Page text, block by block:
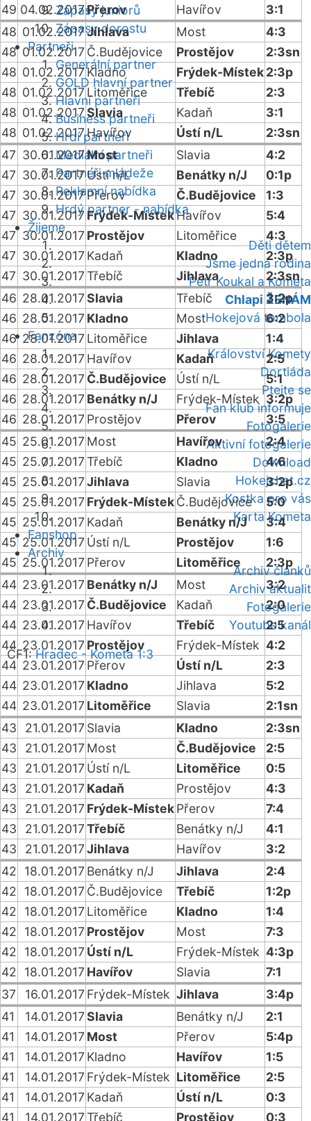
Zápasy juniorů
Zápasy dorostu
Partneři
Generální partner
GOLD hlavní partner
Hlavní partneři
Business partneři
Hrdí partneři
Mediální partneři
Partneři mládeže
Reklamní nabídka
Hrdý partner - nabídka
Žijeme
Děti dětem
Jsme jedna rodina
Petr Koukal a Kometa
Chlapi ŽENÁM
Hokejová tombola
Fanzóna
Království Komety
Dortiáda
Ptejte se
Fan klub informuje
Fotogalerie
Aktivní fotogalerie
Download
Hokejchat.cz
Kostka pro vás
Karta Kometa
Fanshop
Archiv
Archiv článků
Archiv aktualit
Fotogalerie
Youtube kanál
ČF1:Hradec - Kometa 1:3
49 04.02.2017Přerov Havířov
3:1
48 01.02.2017Jihlava Most
4:3
48 01.02.2017 Č.Budějovice Prostějov
2:3sn
48 01.02.2017Kladno Frýdek-Místek2:3p
48 01.02.2017 Litoměřice Třebíč
2:3
48 01.02.2017Slavia Kadaň
3:1
48 01.02.2017Havířov Ústí n/L
2:3sn
47 30.01.2017Most Slavia
4:2
47 30.01.2017Ústí n/L Benátky n/J
0:1p
47 30.01.2017Přerov Č.Budějovice
1:3
47 30.01.2017 Frýdek-MístekHavířov
5:4
47 30.01.2017 Prostějov Litoměřice
4:3
47 30.01.2017 Kadaň Kladno
2:3p
47 30.01.2017Třebíč Jihlava
2:3sn
46 28.01.2017Slavia Třebíč
3:2p
46 28.01.2017 Kladno Most
6:2
46 28.01.2017 Litoměřice Jihlava
1:4
46 28.01.2017 Havířov Kadaň
2:5
46 28.01.2017 Č.Budějovice Ústí n/L
5:1
46 28.01.2017 Benátky n/J Frýdek-Místek 3:2p
46 28.01.2017 Prostějov Přerov
3:5
45 25.01.2017 Most Havířov
2:4
45 25.01.2017Třebíč Kladno
4:6
45 25.01.2017Jihlava Slavia
3:2p
45 25.01.2017 Frýdek-MístekČ.Budějovice
5:0
45 25.01.2017 Kadaň Benátky n/J
3:4
45 25.01.2017 Ústí n/L Prostějov
1:6
45 25.01.2017 Přerov Litoměřice
2:3p
44 23.01.2017 Benátky n/J Most
3:2
44 23.01.2017 Č.Budějovice Kadaň
2:0
44 23.01.2017 Havířov Třebíč
2:5
44 23.01.2017 Prostějov Frýdek-Místek 4:2
44 23.01.2017 Přerov Ústí n/L
2:3
44 23.01.2017 Kladno Jihlava
5:2
44 23.01.2017 Litoměřice Slavia
2:1sn
43
21.01.2017 Slavia Kladno
2:3sn
43
21.01.2017 Most Č.Budějovice
2:5
43
21.01.2017 Ústí n/L Litoměřice
0:5
43
21.01.2017 Kadaň Prostějov
4:3
43
21.01.2017 Frýdek-MístekPřerov
7:4
43
21.01.2017Třebíč Benátky n/J
4:1
43
21.01.2017Jihlava Havířov
3:2
42
18.01.2017 Benátky n/J Jihlava
2:4
42
18.01.2017 Č.Budějovice Třebíč
1:2p
42
18.01.2017 Litoměřice Kladno
1:4
42
18.01.2017 Prostějov Most
7:3
42
18.01.2017 Ústí n/L Frýdek-Místek 4:3p
42
18.01.2017 Havířov Slavia
7:1
37
16.01.2017 Frýdek-Místek Jihlava
3:4p
41
14.01.2017Slavia Benátky n/J
2:1
41
14.01.2017 Most Přerov
5:4p
41
14.01.2017 Kladno Havířov
1:5
41
14.01.2017 Frýdek-Místek Litoměřice
2:5
41
14.01.2017 Kadaň Ústí n/L
0:3
41
14.01.2017Třebíč Prostějov 0:3